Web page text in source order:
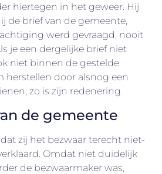
hiertegen in het geweer. Hij
de brief van de gemeente,
werd gevraagd, nooit
je een dergelijke brief niet
niet binnen de gestelde
herstellen door alsnog een
zo is zijn redenering.
de gemeente
zij het bezwaar terecht niet-
Omdat niet duidelijk
de bezwaarmaker was,